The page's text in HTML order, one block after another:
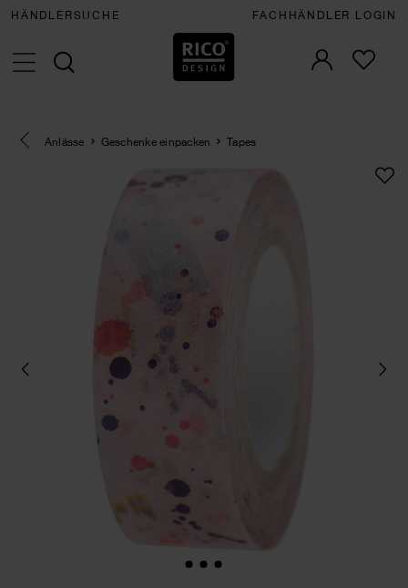
HÄNDLERSUCHE FACHHÄNDLER LOGIN
Eine Kategorie zurück navigieren
Anlässe Geschenke einpacken Tapes